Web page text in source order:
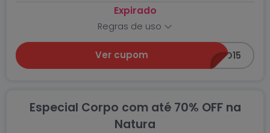
Expirado
Regras de uso
Ver cupom DESCONTO15
Especial Corpo com até 70% OFF na
Natura